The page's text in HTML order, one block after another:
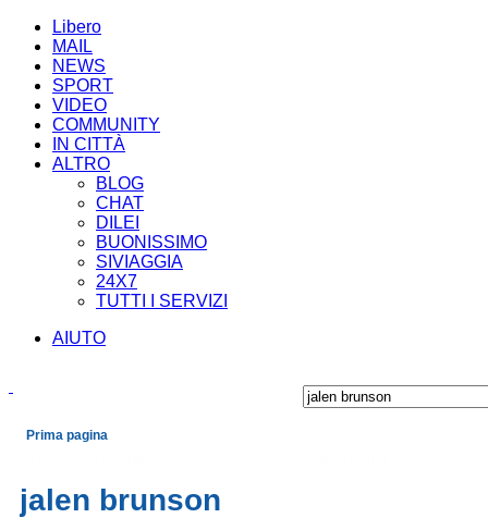
Libero
MAIL
NEWS
SPORT
VIDEO
COMMUNITY
IN CITTÀ
ALTRO
BLOG
CHAT
DILEI
BUONISSIMO
SIVIAGGIA
24X7
TUTTI I SERVIZI
AIUTO
Prima pagina
jalen brunson